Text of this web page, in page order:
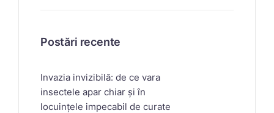
Postări recente
Invazia invizibilă: de ce vara
insectele apar chiar și în
locuințele impecabil de curate